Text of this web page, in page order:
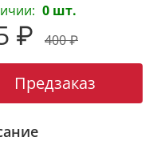
0 шт.
₽ 400 ₽
Предзаказ